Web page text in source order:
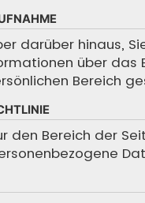
darüber hinaus,
über das
Bereich
den Bereich der